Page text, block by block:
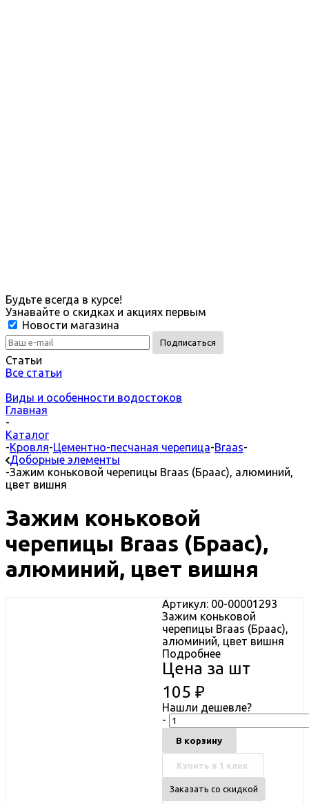
Будьте всегда в курсе!
Узнавайте о скидках и акциях первым
Новости магазина
Статьи
Все статьи
Виды и особенности водостоков
Главная
-
Каталог
-Кровля-Цементно-песчаная черепица-Braas-
Доборные элементы
-Зажим коньковой черепицы Braas (Браас), алюминий,
цвет вишня
Зажим коньковой
черепицы Braas (Браас),
алюминий, цвет вишня
Артикул: 00-00001293
Зажим коньковой
черепицы Braas (Браас),
алюминий, цвет вишня
Подробнее
Цена за шт
105 ₽
Нашли дешевле?
-
В корзину
Купить в 1 клик
Заказать со скидкой